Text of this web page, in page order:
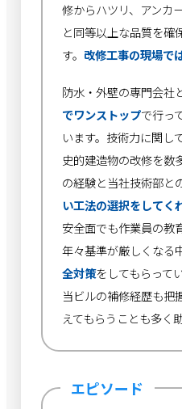
修からハツリ、アンカ
と同等以上な品質を確
す。 改修工事の現場で
防水・外壁の専門会社
でワンストップで行っ
います。技術力に関し
史的建造物の改修を数
の経験と当社技術部と
い工法の選択をしてく
安全面でも作業員の教
年々基準が厳しくなる
全対策をしてもらって
当ビルの補修経歴も把
えてもらうことも多く
エピソード